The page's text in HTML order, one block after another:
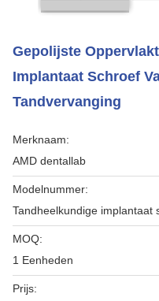
Gepolijste
Implantaat Schroef
Tandvervanging
Merknaam:
AMD dentallab
Modelnummer:
Tandheelkundige implantaat
MOQ:
1 Eenheden
Prijs: